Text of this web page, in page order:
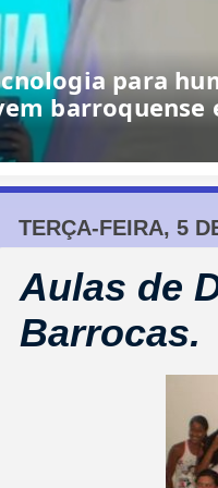
TERÇA-FEIRA, 5
Aulas de
Barrocas.